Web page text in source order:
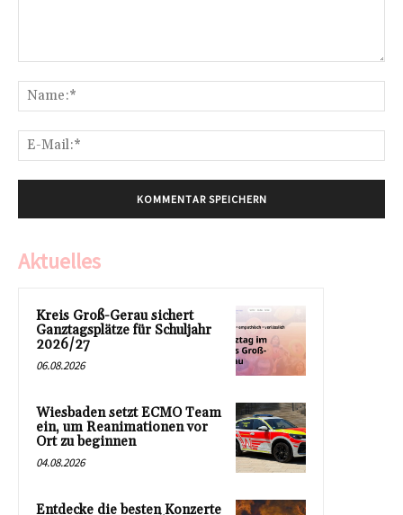
Aktuelles
Kreis Groß-Gerau sichert
Ganztagsplätze für Schuljahr
2026/27
06.08.2026
Wiesbaden setzt ECMO Team
ein, um Reanimationen vor
Ort zu beginnen
04.08.2026
Entdecke die besten Konzerte